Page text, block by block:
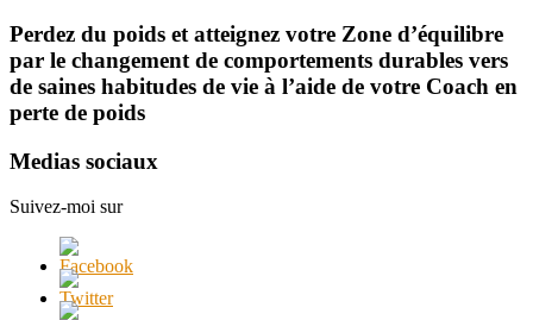
Perdez du poids et atteignez votre Zone d’équilibre
par le changement de comportements durables vers
de saines habitudes de vie à l’aide de votre Coach en
perte de poids
Medias sociaux
Suivez-moi sur